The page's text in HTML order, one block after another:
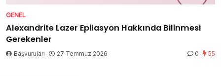
GENEL
Alexandrite Lazer Epilasyon Hakkında Bilinmesi
Gerekenler
Başvuruları 27 Temmuz 2026 0 55